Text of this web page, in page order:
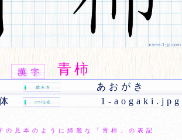
青柿
あおがき
1-aogaki.jpg
の見本のように綺麗な「青柿」の表記